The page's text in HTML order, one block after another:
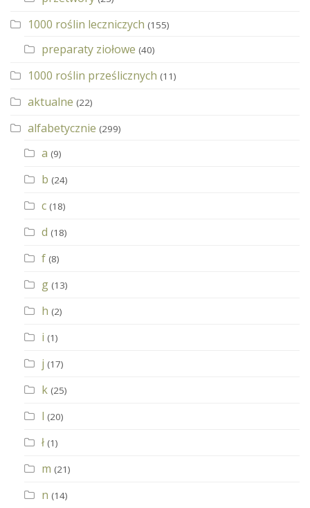
1000 roślin leczniczych (155)
preparaty ziołowe (40)
1000 roślin prześlicznych (11)
aktualne (22)
alfabetycznie (299)
a (9)
b (24)
c (18)
d (18)
f (8)
g (13)
h (2)
i (1)
j (17)
k (25)
l (20)
ł (1)
m (21)
n (14)